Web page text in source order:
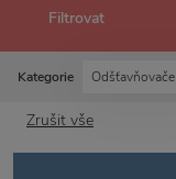
Filtrovat
Kategorie Odšťavňovače
Zrušit vše